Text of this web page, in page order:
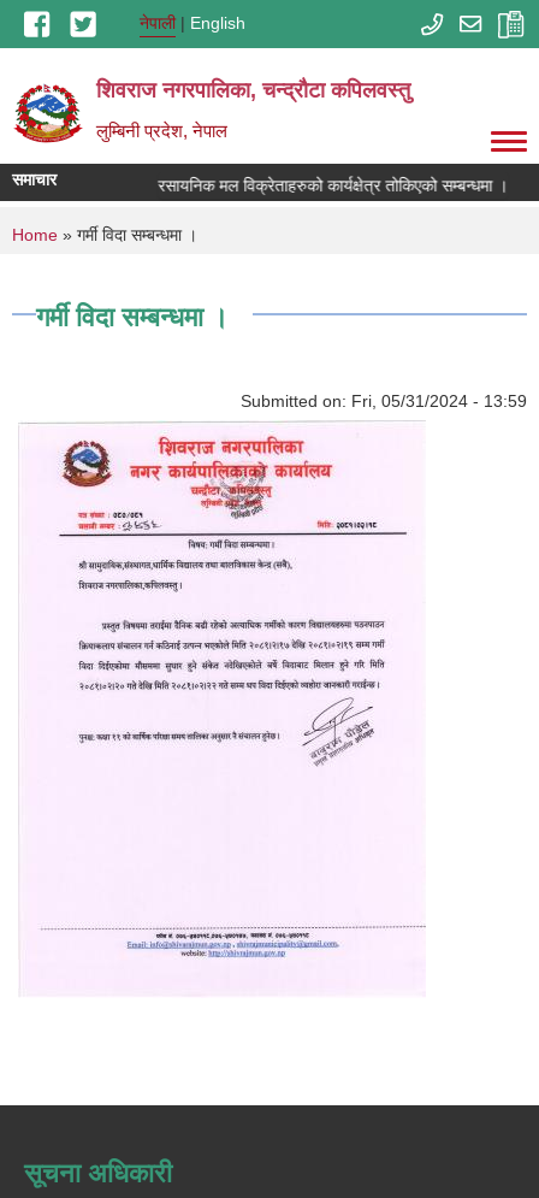
Skip to main contentनेपाली English
शिवराज नगरपालिका, चन्द्राैटा कपिलवस्तु
लुम्बिनी प्रदेश, नेपाल
समाचार रसायनिक मल विक्रेताहरुको कार्यक्षेत्र तोकिएको सम्बन्धमा ।
You are here
Home » गर्मी विदा सम्बन्धमा ।
गर्मी विदा सम्बन्धमा ।
Submitted on: Fri, 05/31/2024 - 13:59
सूचना अधिकारी